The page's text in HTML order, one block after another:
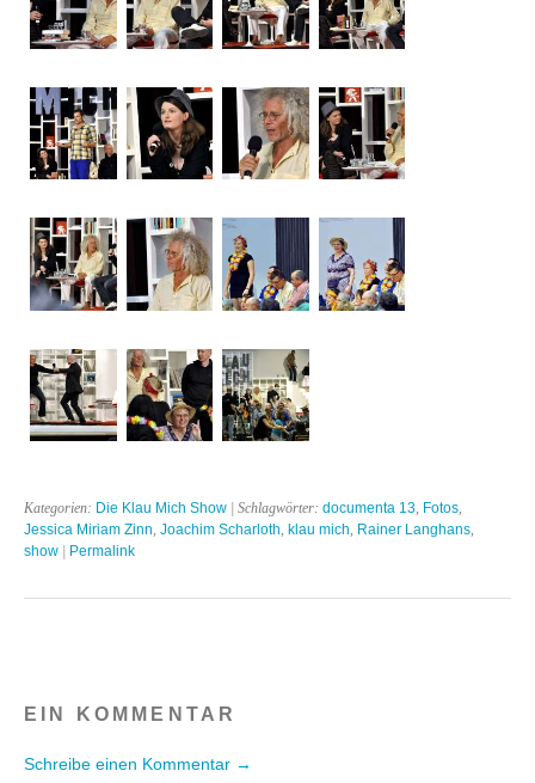
Kategorien: Die Klau Mich Show | Schlagwörter: documenta 13, Fotos,
Jessica Miriam Zinn, Joachim Scharloth, klau mich, Rainer Langhans,
show
Permalink
EIN KOMMENTAR
Schreibe einen Kommentar →